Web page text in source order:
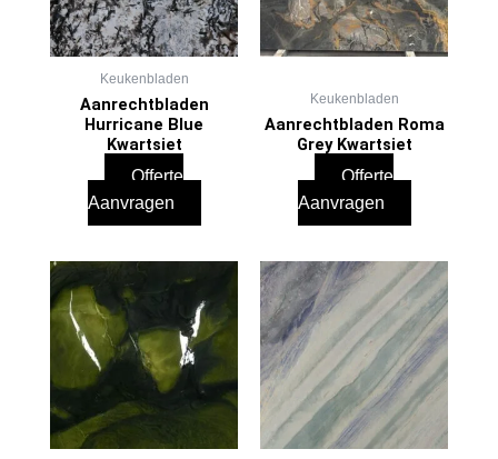
Keukenbladen
Aanrechtbladen
Hurricane Blue
Kwartsiet
Offerte
Aanvragen
Keukenbladen
Aanrechtbladen Roma
Grey Kwartsiet
Offerte
Aanvragen